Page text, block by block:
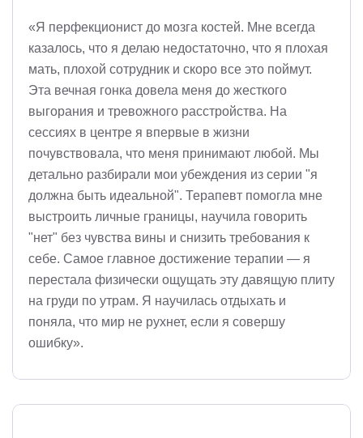
«Я перфекционист до мозга костей. Мне всегда
казалось, что я делаю недостаточно, что я плохая
мать, плохой сотрудник и скоро все это поймут.
Эта вечная гонка довела меня до жесткого
выгорания и тревожного расстройства. На
сессиях в центре я впервые в жизни
почувствовала, что меня принимают любой. Мы
детально разбирали мои убеждения из серии "я
должна быть идеальной". Терапевт помогла мне
выстроить личные границы, научила говорить
"нет" без чувства вины и снизить требования к
себе. Самое главное достижение терапии — я
перестала физически ощущать эту давящую плиту
на груди по утрам. Я научилась отдыхать и
поняла, что мир не рухнет, если я совершу
ошибку».